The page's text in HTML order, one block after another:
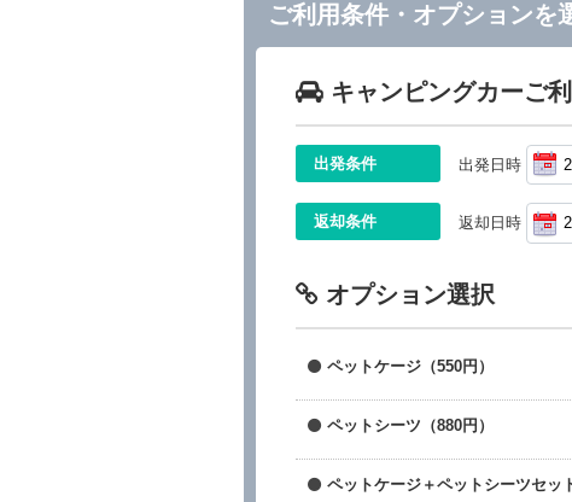
ご利用条件・オプションを
キャンピングカーご
出発条件 出発日時
返却条件 返却日時
オプション選択
ペットケージ（550円）
ペットシーツ（880円）
ペットケージ＋ペットシーツセッ